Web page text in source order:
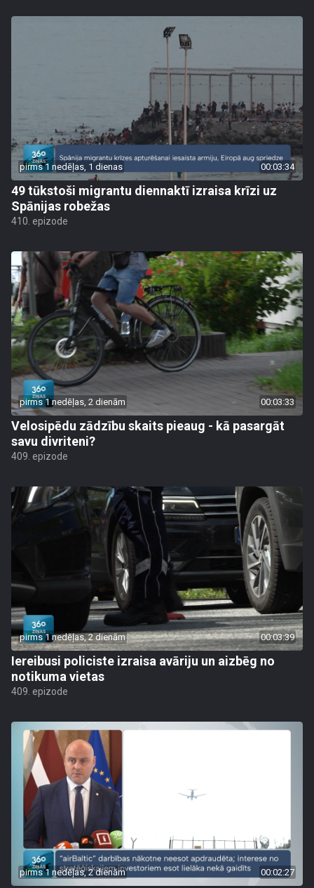
pirms 1 nedēļas, 1 dienas 00:03:34
49 tūkstoši migrantu diennaktī izraisa krīzi uz
Spānijas robežas
410. epizode
pirms 1 nedēļas, 2 dienām 00:03:33
Velosipēdu zādzību skaits pieaug - kā pasargāt
savu divriteni?
409. epizode
pirms 1 nedēļas, 2 dienām 00:03:39
Iereibusi policiste izraisa avāriju un aizbēg no
notikuma vietas
409. epizode
pirms 1 nedēļas, 2 dienām 00:02:27